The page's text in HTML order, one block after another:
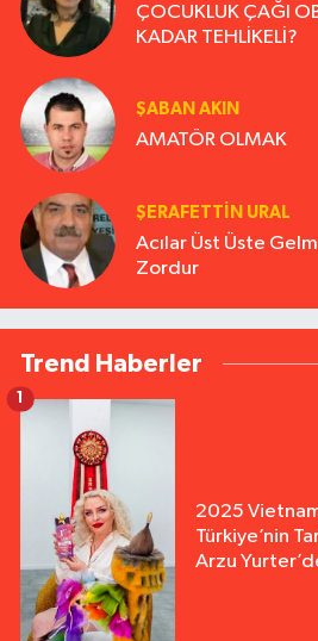
ÇOCUKLUK ÇAĞI
KADAR TEHLİKELİ?
ŞABAN AKIN
AMATÖR OLMAK
ŞERAFETTIN URAL
Acılar Üst Üste
Zordur
Trend Haberler
2025
Türkiye’nin
Arzu
1